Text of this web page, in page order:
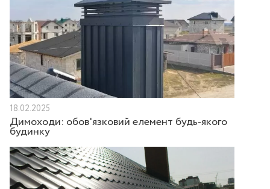
18.02.2025
Димоходи: обов'язковий елемент будь-якого
будинку